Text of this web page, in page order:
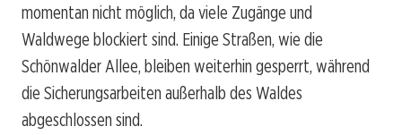
momentan nicht möglich, da viele Zugänge und
Waldwege blockiert sind. Einige Straßen, wie die
Schönwalder Allee, bleiben weiterhin gesperrt, während
die Sicherungsarbeiten außerhalb des Waldes
abgeschlossen sind.